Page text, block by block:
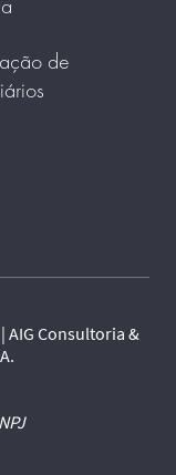
de
AIG Consultoria &